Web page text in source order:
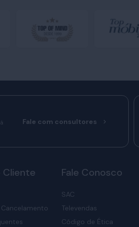
Fale com consultores
Cliente Fale Conosco
SAC
Televendas
Código de Ética